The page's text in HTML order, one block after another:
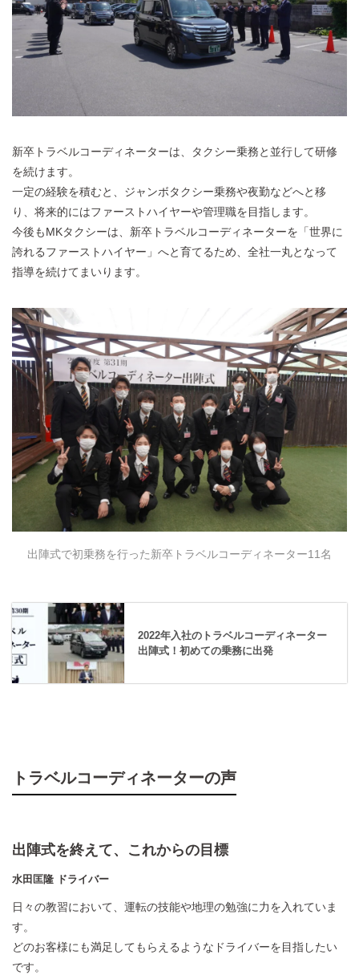
新卒トラベルコーディネーターは、タクシー乗務と並行して研修
を続けます。
一定の経験を積むと、ジャンボタクシー乗務や夜勤などへと移
り、将来的にはファーストハイヤーや管理職を目指します。
今後もMKタクシーは、新卒トラベルコーディネーターを「世界に
誇れるファーストハイヤー」へと育てるため、全社一丸となって
指導を続けてまいります。
出陣式で初乗務を行った新卒トラベルコーディネーター11名
2022年入社のトラベルコーディネーター
出陣式！初めての乗務に出発
トラベルコーディネーターの声
出陣式を終えて、これからの目標
水田匡隆 ドライバー
日々の教習において、運転の技能や地理の勉強に力を入れていま
す。
どのお客様にも満足してもらえるようなドライバーを目指したい
です。